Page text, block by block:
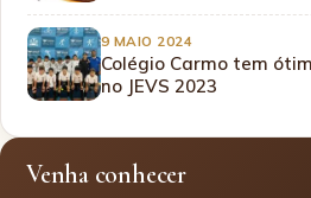
9 MAIO 2024
Colégio Carmo tem
no JEVS 2023
Venha conhecer